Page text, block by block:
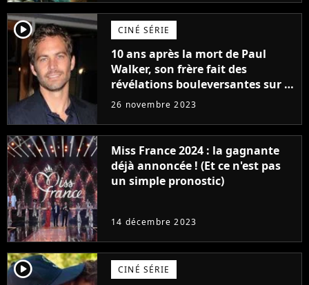
player2 CINÉ SÉRIE
10 ans après la mort de Paul
Walker, son frère fait des
révélations bouleversantes sur la
réaction des acteurs de Fast and
26 novembre 2023
Miss France 2024 : la gagnante
déjà annoncée ! (Et ce n'est pas
un simple pronostic)
14 décembre 2023
player2 CINÉ SÉRIE